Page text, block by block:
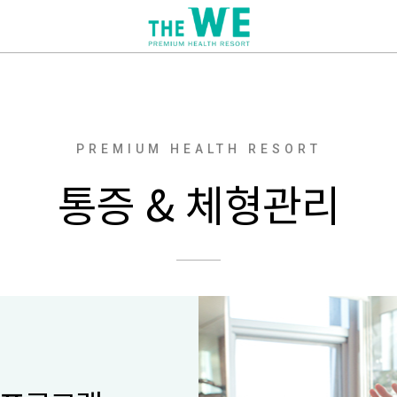
PREMIUM HEALTH RESORT
통증 & 체형관리